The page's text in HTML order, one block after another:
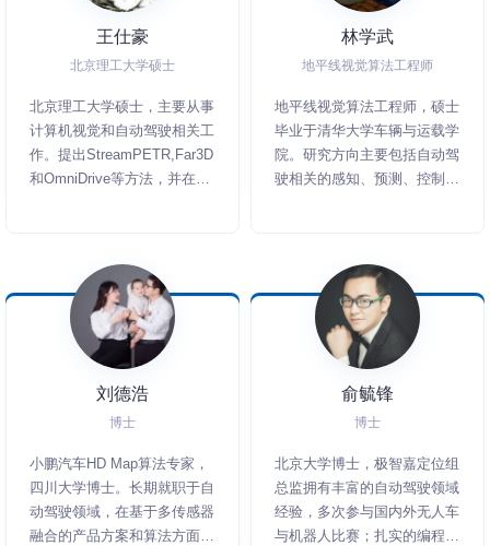
for tuning and training).
Liyuan has been awarded
several fellowships and
more than 20 papers during
his Ph.D. study. His
research has been starred
about 4,000 times in Github
http://liyuanlucasliu.github.io/
王仕豪
北京理工大学硕士
北京理工大学硕士，主要从事
计算机视觉和自动驾驶相关工
作。提出StreamPETR,Far3D
和OmniDrive等方法，并在
林学武
地平线视觉算法工程师
地平线视觉算法工程师，硕士
毕业于清华大学车辆与运载学
院。研究方向主要包括自动驾
驶相关的感知、预测、控制，
刘德浩
博士
小鹏汽车HD Map算法专家，
四川大学博士。长期就职于自
动驾驶领域，在基于多传感器
融合的产品方案和算法方面有
俞毓锋
博士
北京大学博士，极智嘉定位组
总监拥有丰富的自动驾驶领域
经验，多次参与国内外无人车
与机器人比赛；扎实的编程能